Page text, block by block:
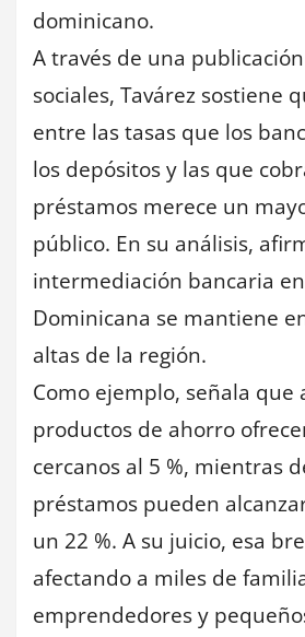
dominicano.
A través de una
sociales, Tavárez sostiene
entre las tasas que los
los depósitos y las que
préstamos merece un
público. En su análisis,
intermediación bancaria
Dominicana se mantiene
altas de la región.
Como ejemplo, señala que
productos de ahorro
cercanos al 5 %, mientras
préstamos pueden
un 22 %. A su juicio, esa
afectando a miles de
emprendedores y